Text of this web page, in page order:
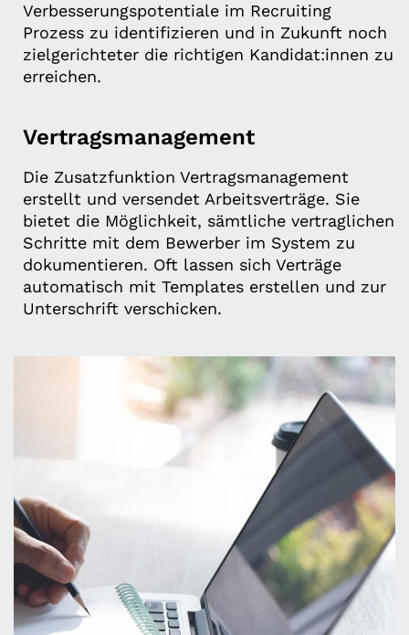
Verbesserungspotentiale im Recruiting
Prozess zu identifizieren und in Zukunft noch
zielgerichteter die richtigen Kandidat:innen zu
erreichen.
Vertragsmanagement
Die Zusatzfunktion Vertragsmanagement
erstellt und versendet Arbeitsverträge. Sie
bietet die Möglichkeit, sämtliche vertraglichen
Schritte mit dem Bewerber im System zu
dokumentieren. Oft lassen sich Verträge
automatisch mit Templates erstellen und zur
Unterschrift verschicken.